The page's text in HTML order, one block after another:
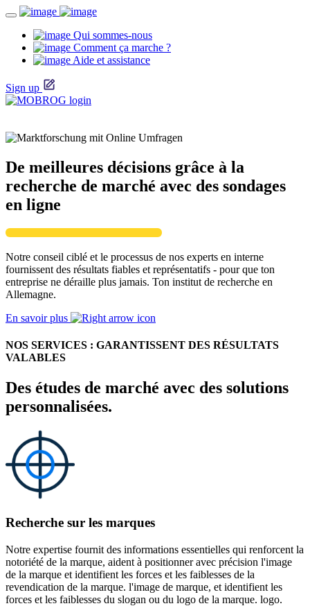
Qui sommes-nous
Comment ça marche ?
Aide et assistance
Sign up
De meilleures décisions grâce à la
recherche de marché avec des sondages
en ligne
Notre conseil ciblé et le processus de nos experts en interne
fournissent des résultats fiables et représentatifs - pour que ton
entreprise ne déraille plus jamais. Ton institut de recherche en
Allemagne.
En savoir plus
NOS SERVICES : GARANTISSENT DES RÉSULTATS
VALABLES
Des études de marché avec des solutions
personnalisées.
Recherche sur les marques
Notre expertise fournit des informations essentielles qui renforcent la
notoriété de la marque, aident à positionner avec précision l'image
de la marque et identifient les forces et les faiblesses de la
revendication de la marque. l'image de marque, et identifient les
forces et les faiblesses du slogan ou du logo de la marque. logo.